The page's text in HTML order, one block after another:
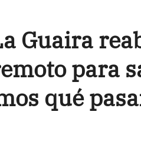
Guaira
para
qué